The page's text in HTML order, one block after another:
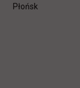
Płońsk